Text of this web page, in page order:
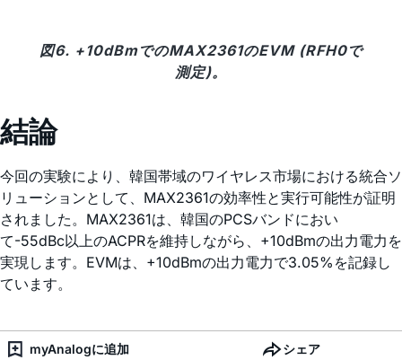
図6. +10dBmでのMAX2361のEVM (RFH0で
測定)。
結論
今回の実験により、韓国帯域のワイヤレス市場における統合ソ
リューションとして、MAX2361の効率性と実行可能性が証明
されました。MAX2361は、韓国のPCSバンドにおい
て-55dBc以上のACPRを維持しながら、+10dBmの出力電力を
実現します。EVMは、+10dBmの出力電力で3.05%を記録し
ています。
myAnalogに追加 シェア